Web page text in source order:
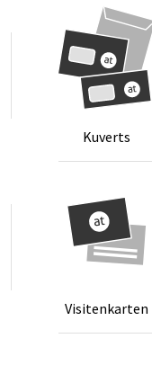
befindet sich
muss dies als
Unadressierte Briefe
Bestimmungen
sinnvoll,
Kontaktdaten auf
Ku­verts
Vi­si­ten­kar­ten